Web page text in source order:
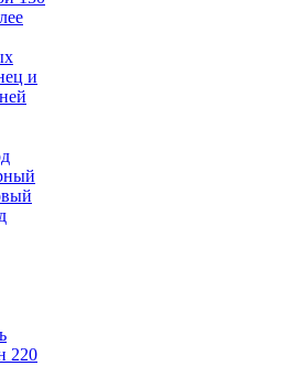
и
220